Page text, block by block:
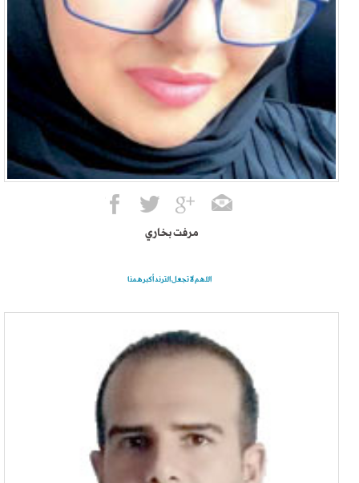
مرفت بخاري
اللهم لا تجعل الترند أكبر همنا